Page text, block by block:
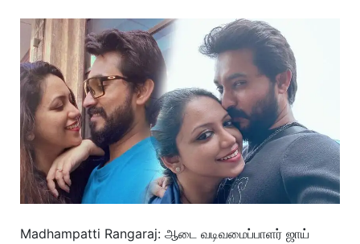
Madhampatti Rangaraj: ஆடை வடிவமைப்பாளர் ஜாய்